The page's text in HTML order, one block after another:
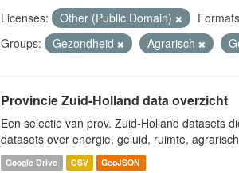
Licenses: Other (Public Domain)
Groups:
Gezondheid Agrarisch
Provincie Zuid-Holland data overzicht
Een selectie van prov. Zuid-Holland datasets
datasets over energie, geluid, ruimte,
Google Drive CSV GeoJSON